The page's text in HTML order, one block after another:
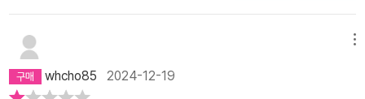
이 문화의 창시자. 잠뜰: 국내 최고 수준의 유튜브 애니메이션 및 V-lo
g, 다양한 콘텐츠를 창작하는 다재다능한 크리에이터. 풍월량: 종합
게임&스트리밍의 바이블! 한국 대표 스트리머. 라온: 구독자 235만
whcho85 2024-12-19